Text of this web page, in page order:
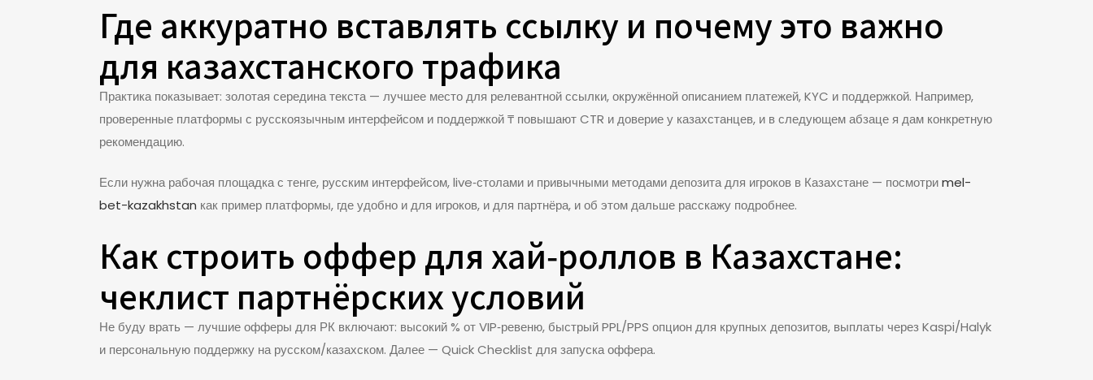
Где аккуратно вставлять ссылку и почему это важно
для казахстанского трафика
Практика показывает: золотая середина текста — лучшее место для релевантной ссылки, окружённой описанием платежей, KYC и поддержкой. Например,
проверенные платформы с русскоязычным интерфейсом и поддержкой ₸ повышают CTR и доверие у казахстанцев, и в следующем абзаце я дам конкретную
рекомендацию.
Если нужна рабочая площадка с тенге, русским интерфейсом, live‑столами и привычными методами депозита для игроков в Казахстане — посмотриmel-
bet-kazakhstan как пример платформы, где удобно и для игроков, и для партнёра, и об этом дальше расскажу подробнее.
Как строить оффер для хай‑роллов в Казахстане:
чеклист партнёрских условий
Не буду врать — лучшие офферы для РК включают: высокий % от VIP‑ревеню, быстрый PPL/PPS опцион для крупных депозитов, выплаты через Kaspi/Halyk
и персональную поддержку на русском/казахском. Далее — Quick Checklist для запуска оффера.